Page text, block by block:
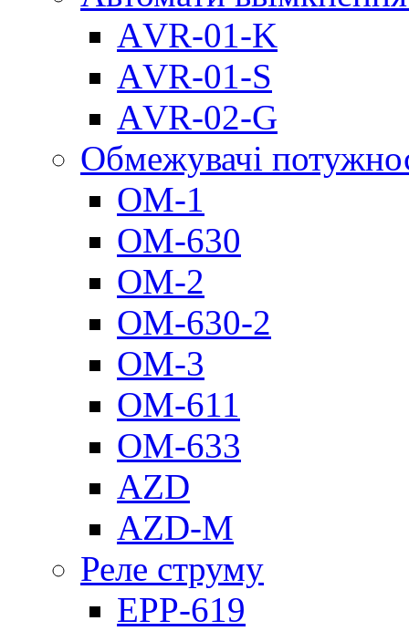
АVR-01-K
АVR-01-S
АVR-02-G
Обмежувачі
ОМ-1
ОМ-630
ОМ-2
ОМ-630-2
ОМ-3
ОМ-611
ОМ-633
AZD
AZD-M
Реле струму
EPP-619